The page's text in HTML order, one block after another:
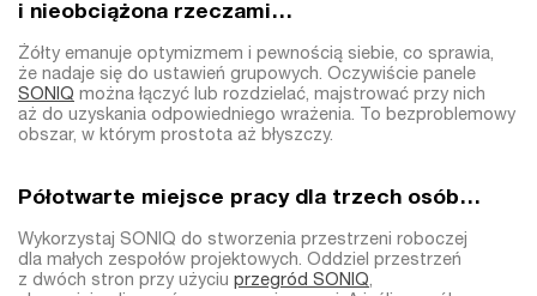
i nieobciążona rzeczami…
Żółty emanuje optymizmem i pewnością siebie, co sprawia,
że nadaje się do ustawień grupowych. Oczywiście panele
SONIQ można łączyć lub rozdzielać, majstrować przy nich
aż do uzyskania odpowiedniego wrażenia. To bezproblemowy
obszar, w którym prostota aż błyszczy.
Półotwarte miejsce pracy dla trzech osób…
Wykorzystaj SONIQ do stworzenia przestrzeni roboczej
dla małych zespołów projektowych. Oddziel przestrzeń
z dwóch stron przy użyciu przegród SONIQ,